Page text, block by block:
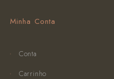
Minha Conta
Conta
Carrinho